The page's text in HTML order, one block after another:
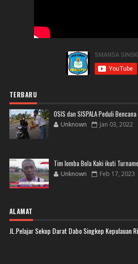
TERBARU
OSIS dan SISPALA Peduli
Unknown Jan 03, 2022
Tim lomba Bola Kaki ikuti
Unknown Feb 17, 2023
ALAMAT
JL.Pelajar Sekop Darat Dabo Singkep Kepulauan